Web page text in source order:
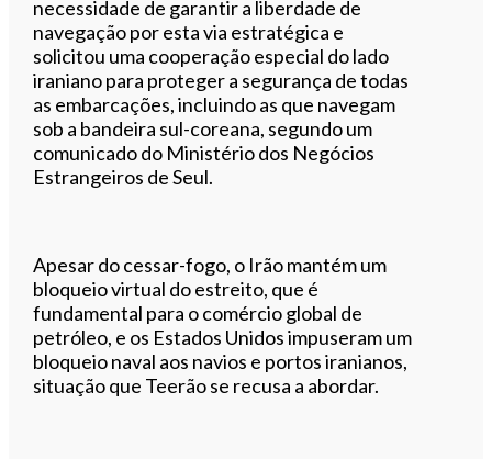
necessidade de garantir a liberdade de
navegação por esta via estratégica e
solicitou uma cooperação especial do lado
iraniano para proteger a segurança de todas
as embarcações, incluindo as que navegam
sob a bandeira sul-coreana, segundo um
comunicado do Ministério dos Negócios
Estrangeiros de Seul.
Apesar do cessar-fogo, o Irão mantém um
bloqueio virtual do estreito, que é
fundamental para o comércio global de
petróleo, e os Estados Unidos impuseram um
bloqueio naval aos navios e portos iranianos,
situação que Teerão se recusa a abordar.